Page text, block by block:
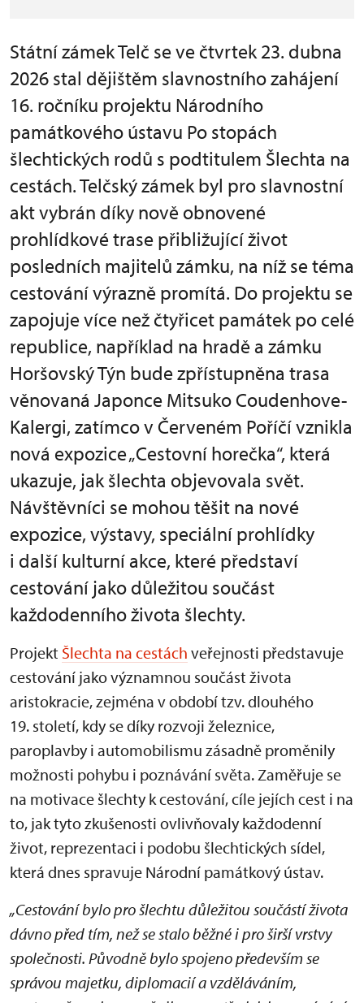
Státní zámek Telč se ve čtvrtek 23. dubna
2026 stal dějištěm slavnostního zahájení
16. ročníku projektu Národního
památkového ústavu Po stopách
šlechtických rodů s podtitulem Šlechta na
cestách. Telčský zámek byl pro slavnostní
akt vybrán díky nově obnovené
prohlídkové trase přibližující život
posledních majitelů zámku, na níž se téma
cestování výrazně promítá. Do projektu se
zapojuje více než čtyřicet památek po celé
republice, například na hradě a zámku
Horšovský Týn bude zpřístupněna trasa
věnovaná Japonce Mitsuko Coudenhove-
Kalergi, zatímco v Červeném Poříčí vznikla
nová expozice „Cestovní horečka“, která
ukazuje, jak šlechta objevovala svět.
Návštěvníci se mohou těšit na nové
expozice, výstavy, speciální prohlídky
i další kulturní akce, které představí
cestování jako důležitou součást
každodenního života šlechty.
Projekt Šlechta na cestách veřejnosti představuje
cestování jako významnou součást života
aristokracie, zejména v období tzv. dlouhého
19. století, kdy se díky rozvoji železnice,
paroplavby i automobilismu zásadně proměnily
možnosti pohybu i poznávání světa. Zaměřuje se
na motivace šlechty k cestování, cíle jejích cest i na
to, jak tyto zkušenosti ovlivňovaly každodenní
život, reprezentaci i podobu šlechtických sídel,
která dnes spravuje Národní památkový ústav.
„Cestování bylo pro šlechtu důležitou součástí života
dávno před tím, než se stalo běžné i pro širší vrstvy
společnosti. Původně bylo spojeno především se
správou majetku, diplomacií a vzděláváním,